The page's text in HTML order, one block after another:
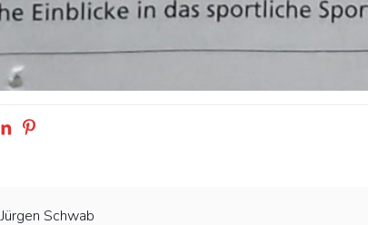
Jürgen Schwab